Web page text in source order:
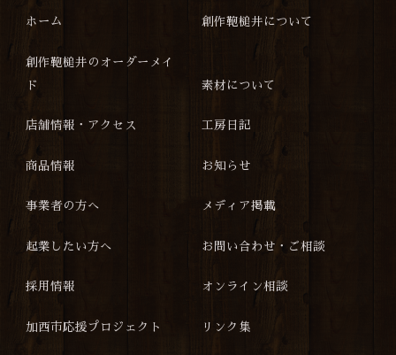
ホーム 創作鞄槌井について
創作鞄槌井のオーダーメイ
ド
素材について
店舗情報・アクセス 工房日記
商品情報 お知らせ
事業者の方へ メディア掲載
起業したい方へ お問い合わせ・ご相談
採用情報 オンライン相談
加西市応援プロジェクト リンク集